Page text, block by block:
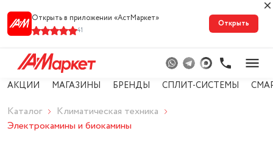
Открыть в приложении «АстМарке‪т‬»
41
Открыть
АКЦИИ МАГАЗИНЫ БРЕНДЫ СПЛИТ-СИСТЕМЫ
Каталог
Климатическая техника
Электрокамины и биокамины